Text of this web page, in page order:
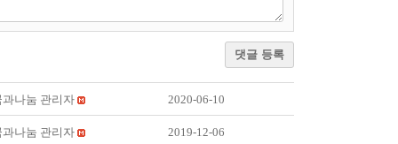
댓글 등록
과나눔 관리자 2020-06-10
과나눔 관리자 2019-12-06